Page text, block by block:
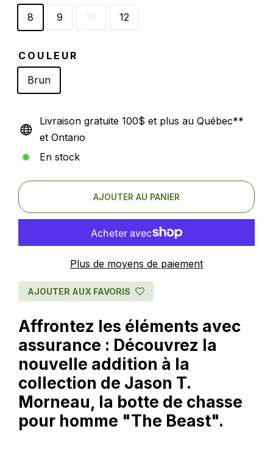
8
9 10 12
COULEUR
Brun
Livraison gratuite 100$ et plus au Québec**
et Ontario
En stock
AJOUTER AU PANIER
Plus de moyens de paiement
AJOUTER AUX FAVORIS
Affrontez les éléments avec
assurance : Découvrez la
nouvelle addition à la
collection de Jason T.
Morneau, la botte de chasse
pour homme "The Beast".